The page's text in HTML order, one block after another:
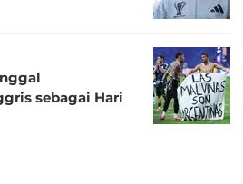
sebagai Hari